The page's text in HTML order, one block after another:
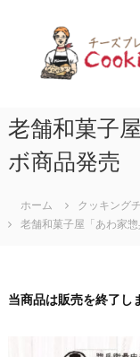
ス
キ
ッ
チ
ー
ズ
Cheese
老舗和菓子
ボ商品発売
ホーム
クッキング
老舗和菓子屋「あわ家
当商品は販売を終了し